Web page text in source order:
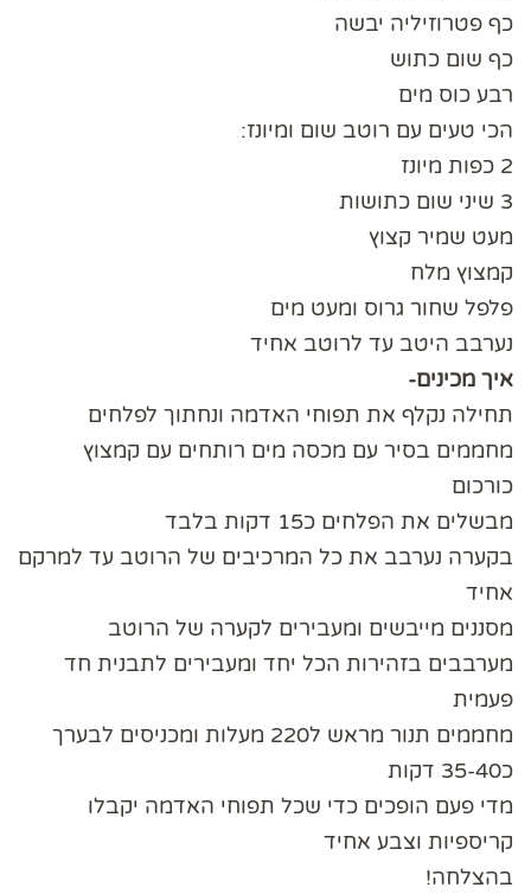
כף פטרוזיליה יבשה
כף שום כתוש
רבע כוס מים
הכי טעים עם רוטב שום ומיונז:
2 כפות מיונז
3 שיני שום כתושות
מעט שמיר קצוץ
קמצוץ מלח
פלפל שחור גרוס ומעט מים
נערבב היטב עד לרוטב אחיד
איך מכינים-
תחילה נקלף את תפוחי האדמה ונחתוך לפלחים
מחממים בסיר עם מכסה מים רותחים עם קמצוץ
כורכום
מבשלים את הפלחים כ15 דקות בלבד
בקערה נערבב את כל המרכיבים של הרוטב עד למרקם
אחיד
מסננים מייבשים ומעבירים לקערה של הרוטב
מערבבים בזהירות הכל יחד ומעבירים לתבנית חד
פעמית
מחממים תנור מראש ל220 מעלות ומכניסים לבערך
כ35-40 דקות
מדי פעם הופכים כדי שכל תפוחי האדמה יקבלו
קריספיות וצבע אחיד
בהצלחה!